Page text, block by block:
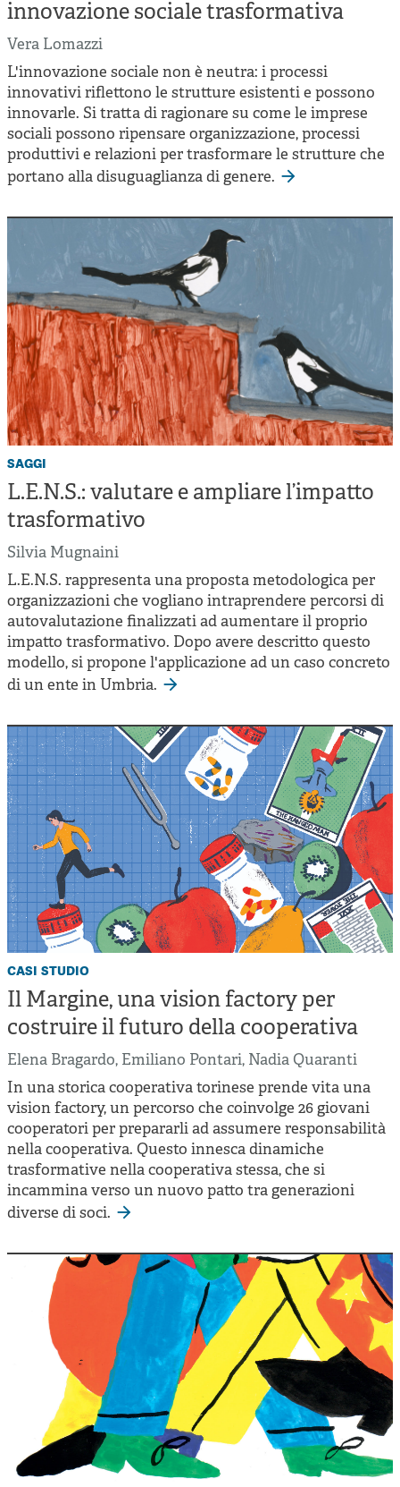
Cooperative di comunità
Impresa sociale e democrazia
Acini di fuoco - Dossier Mezzogiorno
Valutazione e dintorni
innovazione sociale trasformativa
Vera Lomazzi
L'innovazione sociale non è neutra: i processi
innovativi riflettono le strutture esistenti e possono
innovarle. Si tratta di ragionare su come le imprese
sociali possono ripensare organizzazione, processi
produttivi e relazioni per trasformare le strutture che
portano alla disuguaglianza di genere.
saggi
L.E.N.S.: valutare e ampliare l’impatto
trasformativo
Silvia Mugnaini
L.E.N.S. rappresenta una proposta metodologica per
organizzazioni che vogliano intraprendere percorsi di
autovalutazione finalizzati ad aumentare il proprio
impatto trasformativo. Dopo avere descritto questo
modello, si propone l'applicazione ad un caso concreto
di un ente in Umbria.
casi studio
Il Margine, una vision factory per
costruire il futuro della cooperativa
Elena Bragardo, Emiliano Pontari, Nadia Quaranti
In una storica cooperativa torinese prende vita una
vision factory, un percorso che coinvolge 26 giovani
cooperatori per prepararli ad assumere responsabilità
nella cooperativa. Questo innesca dinamiche
trasformative nella cooperativa stessa, che si
incammina verso un nuovo patto tra generazioni
diverse di soci.